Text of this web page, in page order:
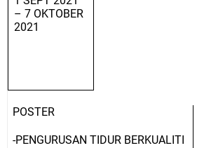
– 7 OKTOBER
2021
POSTER
-PENGURUSAN TIDUR BERKUALITI